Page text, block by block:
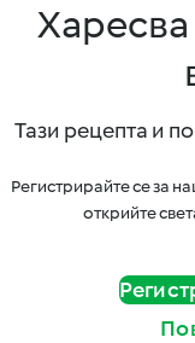
Харесва
Тази рецепта и
Регистрирайте се за
открийте